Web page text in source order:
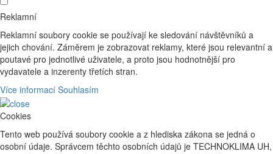
Reklamní
Reklamní soubory cookie se používají ke sledování návštěvníků a
jejich chování. Záměrem je zobrazovat reklamy, které jsou relevantní a
poutavé pro jednotlivé uživatele, a proto jsou hodnotnější pro
vydavatele a inzerenty třetích stran.
Více informací Souhlasím
Cookies
Tento web používá soubory cookie a z hlediska zákona se jedná o
osobní údaje. Správcem těchto osobních údajů je TECHNOKLIMA UH,